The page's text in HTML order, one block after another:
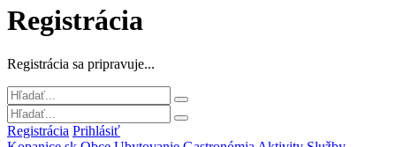
Registrácia
Registrácia sa pripravuje...
Registrácia Prihlásiť